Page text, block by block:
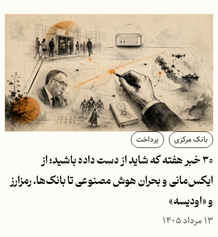
بانک مرکزی پرداخت
۳۰ خبر هفته که شاید از دست داده باشید؛ از
ایکس‌مانی و بحران هوش مصنوعی تا بانک‌ها، رمزارز
و «اودیسه»
۱۳ مرداد ۱۴۰۵